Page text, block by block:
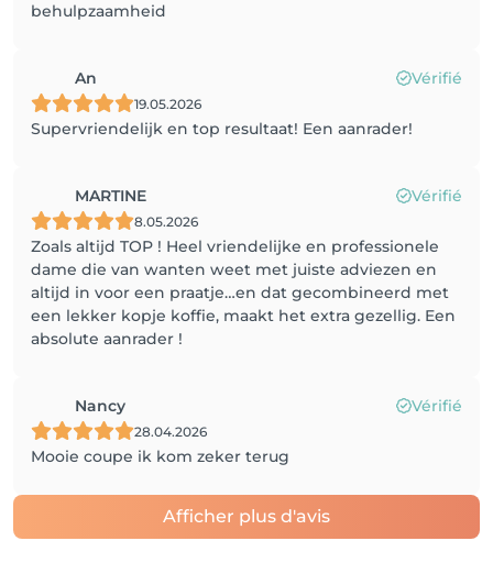
behulpzaamheid
An Vérifié
19.05.2026
Supervriendelijk en top resultaat! Een aanrader!
MARTINE Vérifié
8.05.2026
Zoals altijd TOP ! Heel vriendelijke en professionele
dame die van wanten weet met juiste adviezen en
altijd in voor een praatje…en dat gecombineerd met
een lekker kopje koffie, maakt het extra gezellig. Een
absolute aanrader !
Nancy Vérifié
28.04.2026
Mooie coupe ik kom zeker terug
Afficher plus d'avis